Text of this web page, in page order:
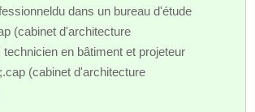
dans un bureau d'étude
(cabinet d'architecture
technicien en bâtiment et projeteur
(cabinet d'architecture